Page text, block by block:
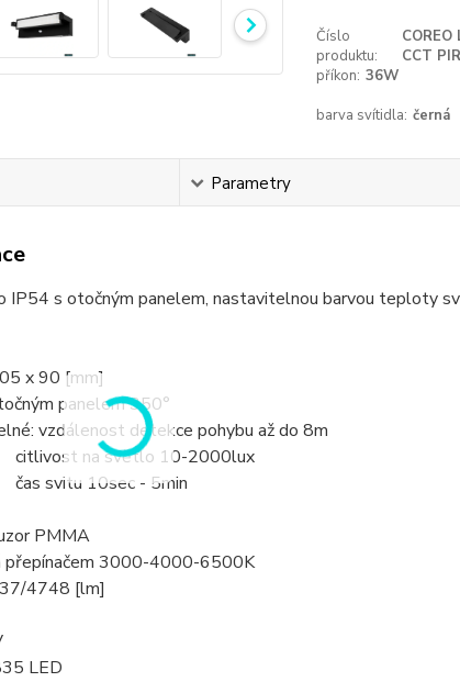
Číslo
produktu:
CCT PIR
příkon: 36W
barva svítidla: černá
Parametry
IP54 s otočným panelem, nastavitelnou barvou teploty
x 90 [mm]
panelem 350°
vzdálenost detekce pohybu až do 8m
10-2000lux
- 5min
PMMA
přepínačem 3000-4000-6500K
4748 [lm]
LED